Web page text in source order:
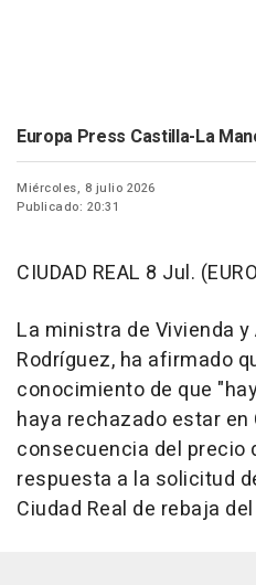
Europa Press Castilla-La
Miércoles, 8 julio 2026
Publicado: 20:31
CIUDAD REAL 8 Jul.
La ministra de Vivienda
Rodríguez, ha afirmado
conocimiento de que
haya rechazado estar en
consecuencia del precio
respuesta a la solicitud
Ciudad Real de rebaja